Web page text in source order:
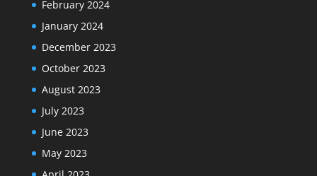
February 2024
January 2024
December 2023
October 2023
August 2023
July 2023
June 2023
May 2023